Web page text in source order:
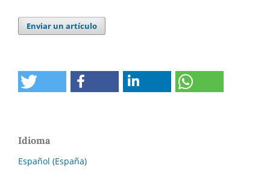
Enviar un artículo
Idioma
Español (España)